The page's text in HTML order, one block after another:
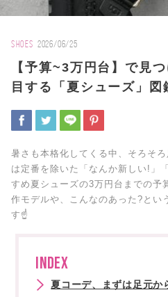
SHOES 2026/06/25
【予算~3万円台】で見
目する「夏シューズ」図
暑さも本格化してくる中、そろそ
は定番を除いた「なんか新しい!」
すめ夏シューズの3万円台までの
作モデルや、こんなのあった?とい
す☝
INDEX
夏コーデ、まずは足元か